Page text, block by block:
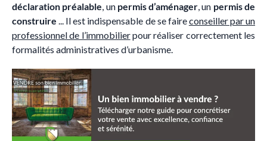
déclaration préalable, un permis d’aménager, un permis de
construire... Il est indispensable de se faireconseiller par un
professionnel de l’immobilierpour réaliser correctement les
formalités administratives d’urbanisme.